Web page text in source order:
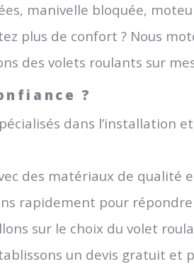
manivelle bloquée,
plus de confort ? Nous
des volets roulants sur
?
dans l’installation
des matériaux de qualité
rapidement pour répondre
sur le choix du volet
un devis gratuit